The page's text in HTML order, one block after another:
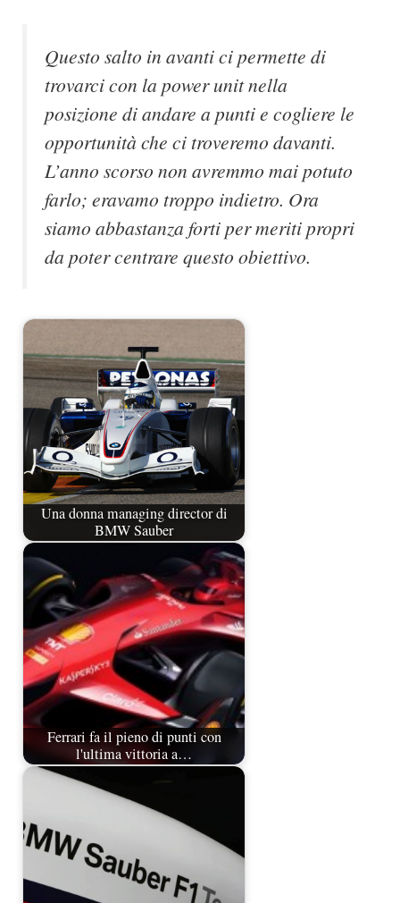
Questo salto in avanti ci permette di
trovarci con la power unit nella
posizione di andare a punti e cogliere le
opportunità che ci troveremo davanti.
L’anno scorso non avremmo mai potuto
farlo; eravamo troppo indietro. Ora
siamo abbastanza forti per meriti propri
da poter centrare questo obiettivo.
Una donna managing director di
BMW Sauber
Ferrari fa il pieno di punti con
l'ultima vittoria a…